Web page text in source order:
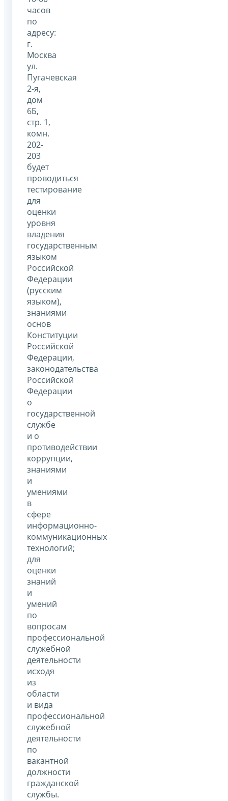
часов
по
адресу:
г.
Москва
ул.
Пугачевская
2-я,
дом
6Б,
стр. 1,
комн.
202-
203
будет
проводиться
тестирование
для
оценки
уровня
владения
государственным
языком
Российской
Федерации
(русским
языком),
знаниями
основ
Конституции
Российской
Федерации,
законодательства
Российской
Федерации
о
государственной
службе
и о
противодействии
коррупции,
знаниями
и
умениями
в
сфере
информационно-
коммуникационных
технологий;
для
оценки
знаний
и
умений
по
вопросам
профессиональной
служебной
деятельности
исходя
из
области
и вида
профессиональной
служебной
деятельности
по
вакантной
должности
гражданской
службы.